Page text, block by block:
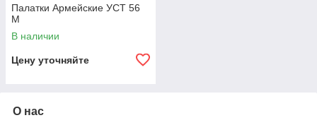
Палатки Армейские УСТ 56
М
В наличии
Цену уточняйте
О нас